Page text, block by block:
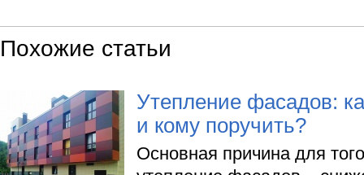
Похожие статьи
Утепление фасадов:
и кому поручить?
Основная причина для